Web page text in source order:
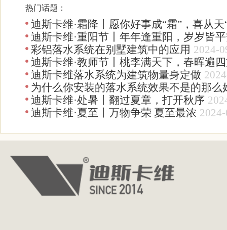
热门话题：
迪斯卡维·霜降丨愿你好事成“霜”，喜从天
迪斯卡维·重阳节丨年年逢重阳，岁岁皆
彩铝落水系统在别墅建筑中的应用 2024-
迪斯卡维·教师节丨桃李满天下，春晖遍
迪斯卡维落水系统为建筑物量身定做
为什么你安装的落水系统效果不是的那么
迪斯卡维·处暑丨翻过夏章，打开秋序
迪斯卡维·夏至丨万物争荣 夏至最浓